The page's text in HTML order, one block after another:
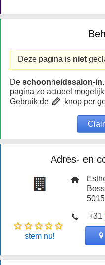
Deze pagina is niet
De schoonheidssalon-
pagina zo actueel
Gebruik de
knop per
Adres- en
+31
stem nu!